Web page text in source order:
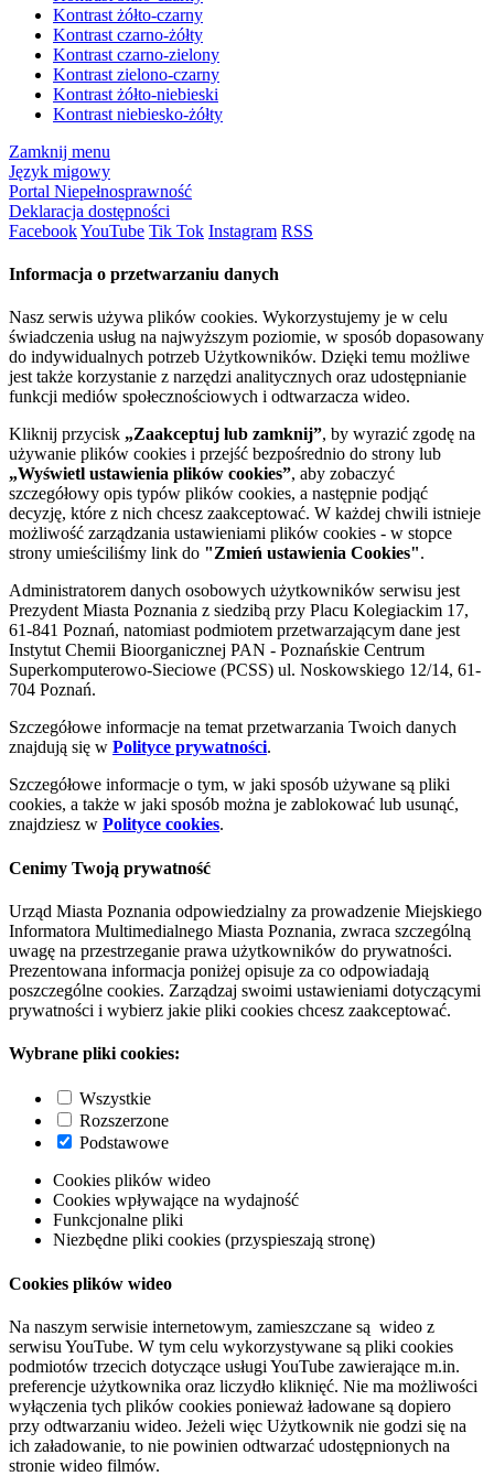
Kontrast żółto-czarny
Kontrast czarno-żółty
Kontrast czarno-zielony
Kontrast zielono-czarny
Kontrast żółto-niebieski
Kontrast niebiesko-żółty
Zamknij menu
Język migowy
Portal Niepełnosprawność
Deklaracja dostępności
FacebookYouTube Tik Tok Instagram RSS
Informacja o przetwarzaniu danych
Nasz serwis używa plików cookies. Wykorzystujemy je w celu
świadczenia usług na najwyższym poziomie, w sposób dopasowany
do indywidualnych potrzeb Użytkowników. Dzięki temu możliwe
jest także korzystanie z narzędzi analitycznych oraz udostępnianie
funkcji mediów społecznościowych i odtwarzacza wideo.
Kliknij przycisk „Zaakceptuj lub zamknij”, by wyrazić zgodę na
używanie plików cookies i przejść bezpośrednio do strony lub
„Wyświetl ustawienia plików cookies”, aby zobaczyć
szczegółowy opis typów plików cookies, a następnie podjąć
decyzję, które z nich chcesz zaakceptować. W każdej chwili istnieje
możliwość zarządzania ustawieniami plików cookies - w stopce
strony umieściliśmy link do "Zmień ustawienia Cookies".
Administratorem danych osobowych użytkowników serwisu jest
Prezydent Miasta Poznania z siedzibą przy Placu Kolegiackim 17,
61-841 Poznań, natomiast podmiotem przetwarzającym dane jest
Instytut Chemii Bioorganicznej PAN - Poznańskie Centrum
Superkomputerowo-Sieciowe (PCSS) ul. Noskowskiego 12/14, 61-
704 Poznań.
Szczegółowe informacje na temat przetwarzania Twoich danych
znajdują się w Polityce prywatności.
Szczegółowe informacje o tym, w jaki sposób używane są pliki
cookies, a także w jaki sposób można je zablokować lub usunąć,
znajdziesz w Polityce cookies.
Cenimy Twoją prywatność
Urząd Miasta Poznania odpowiedzialny za prowadzenie Miejskiego
Informatora Multimedialnego Miasta Poznania, zwraca szczególną
uwagę na przestrzeganie prawa użytkowników do prywatności.
Prezentowana informacja poniżej opisuje za co odpowiadają
poszczególne cookies. Zarządzaj swoimi ustawieniami dotyczącymi
prywatności i wybierz jakie pliki cookies chcesz zaakceptować.
Wybrane pliki cookies:
Wszystkie
Rozszerzone
Podstawowe
Cookies plików wideo
Cookies wpływające na wydajność
Funkcjonalne pliki
Niezbędne pliki cookies (przyspieszają stronę)
Cookies plików wideo
Na naszym serwisie internetowym, zamieszczane są wideo z
serwisu YouTube. W tym celu wykorzystywane są pliki cookies
podmiotów trzecich dotyczące usługi YouTube zawierające m.in.
preferencje użytkownika oraz liczydło kliknięć. Nie ma możliwości
wyłączenia tych plików cookies ponieważ ładowane są dopiero
przy odtwarzaniu wideo. Jeżeli więc Użytkownik nie godzi się na
ich załadowanie, to nie powinien odtwarzać udostępnionych na
stronie wideo filmów.